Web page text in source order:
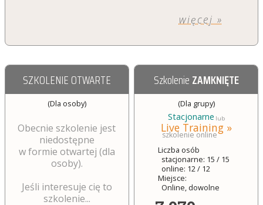
więcej »
SZKOLENIE OTWARTE
(Dla osoby)
Obecnie szkolenie jest
niedostępne
w formie otwartej (dla
osoby).
Jeśli interesuje cię to
szkolenie...
Szkolenie ZAMKNIĘTE
(Dla grupy)
Stacjonarne lub
Live Training »
szkolenie online
Liczba osób
stacjonarne: 15 / 15
online: 12 / 12
Miejsce:
Online, dowolne